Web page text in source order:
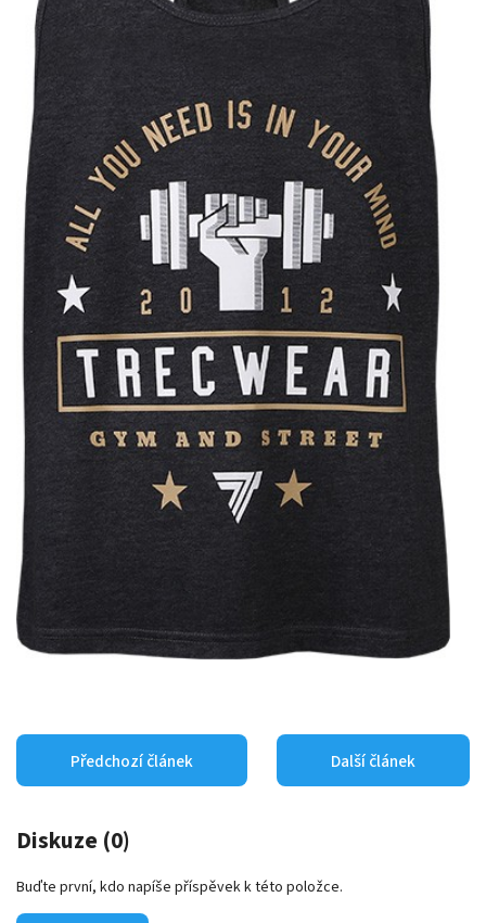
Předchozí článek Další článek
Diskuze (0)
Buďte první, kdo napíše příspěvek k této položce.